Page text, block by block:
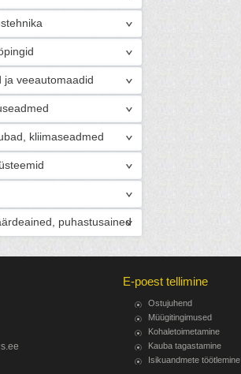
ja veeautomaadid
kliimaseadmed
puhastusained
E-poest tellimine
Ostujuhend
Müügitingimused
Kohaletoimetamine
Kauba tagastamine
Isikuandmete töötlemine